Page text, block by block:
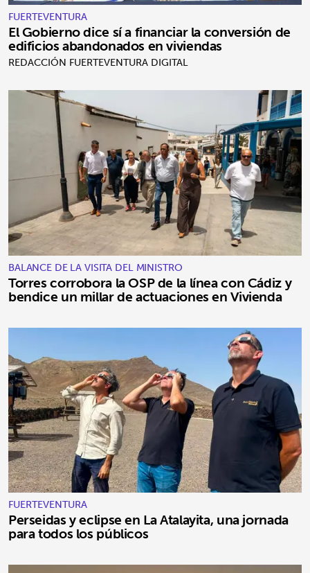
FUERTEVENTURA
El Gobierno dice sí a financiar la conversión de
edificios abandonados en viviendas
REDACCIÓN FUERTEVENTURA DIGITAL
BALANCE DE LA VISITA DEL MINISTRO
Torres corrobora la OSP de la línea con Cádiz y
bendice un millar de actuaciones en Vivienda
FUERTEVENTURA
Perseidas y eclipse en La Atalayita, una jornada
para todos los públicos